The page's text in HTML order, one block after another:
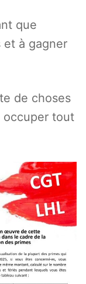
que
et à gagner
de choses
occuper tout